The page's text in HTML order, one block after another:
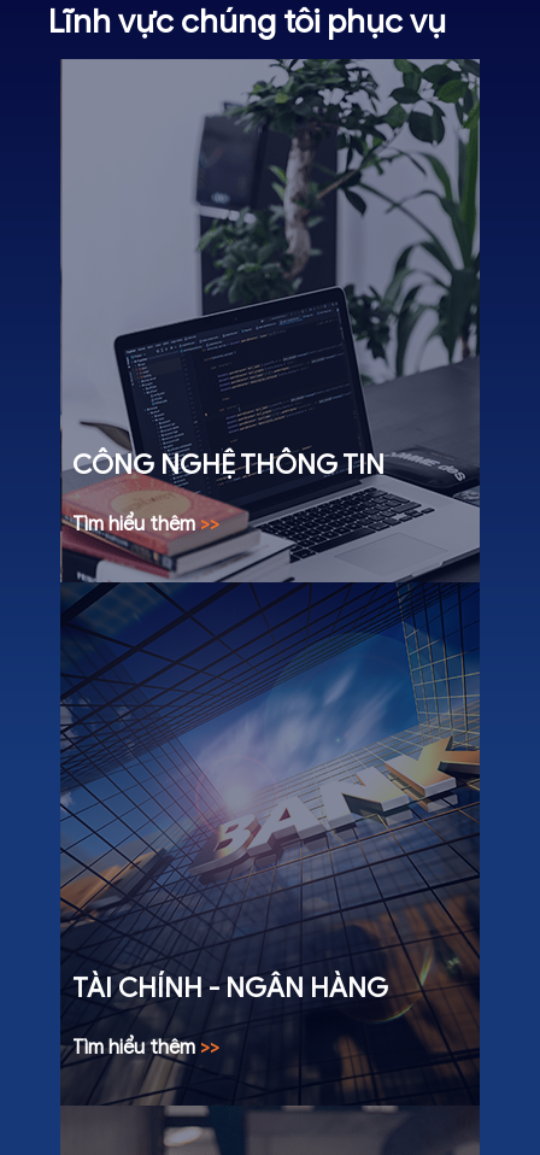
Lĩnh vực chúng tôi phục vụ
CÔNG NGHỆ THÔNG TIN
Tìm hiểu thêm>>
TÀI CHÍNH - NGÂN HÀNG
Tìm hiểu thêm >>